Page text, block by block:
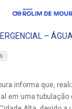
–
informa que,
em uma tubulação